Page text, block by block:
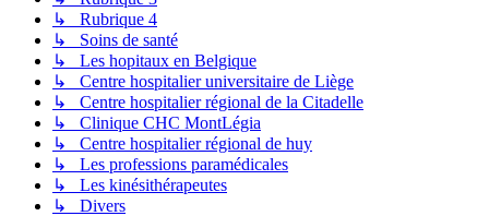
↳ Rubrique 4
↳ Soins de santé
↳ Les hopitaux en Belgique
↳ Centre hospitalier universitaire de Liège
↳ Centre hospitalier régional de la Citadelle
↳ Clinique CHC MontLégia
↳ Centre hospitalier régional de huy
↳ Les professions paramédicales
↳ Les kinésithérapeutes
↳ Divers